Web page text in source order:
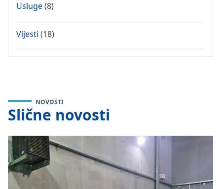
Usluge(8)
Vijesti (18)
NOVOSTI
Slične novosti